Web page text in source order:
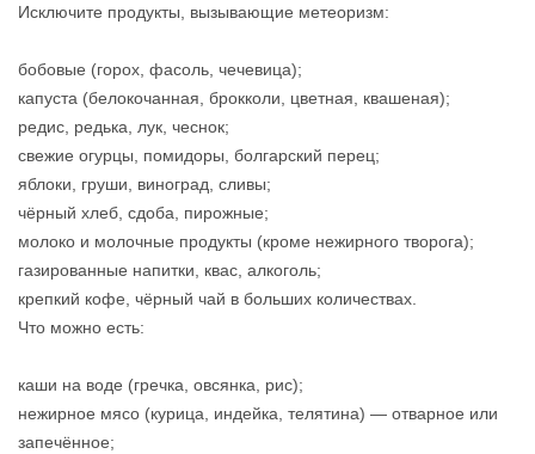
Исключите продукты, вызывающие метеоризм:
бобовые (горох, фасоль, чечевица);
капуста (белокочанная, брокколи, цветная, квашеная);
редис, редька, лук, чеснок;
свежие огурцы, помидоры, болгарский перец;
яблоки, груши, виноград, сливы;
чёрный хлеб, сдоба, пирожные;
молоко и молочные продукты (кроме нежирного творога);
газированные напитки, квас, алкоголь;
крепкий кофе, чёрный чай в больших количествах.
Что можно есть:
каши на воде (гречка, овсянка, рис);
нежирное мясо (курица, индейка, телятина) — отварное или
запечённое;